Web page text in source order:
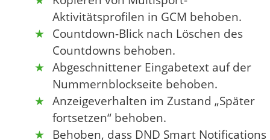
Aktivitätsprofilen in GCM behoben.
Countdown-Blick nach Löschen des
Countdowns behoben.
Abgeschnittener Eingabetext auf der
Nummernblockseite behoben.
Anzeigeverhalten im Zustand „Später
fortsetzen“ behoben.
Behoben, dass DND Smart Notifications